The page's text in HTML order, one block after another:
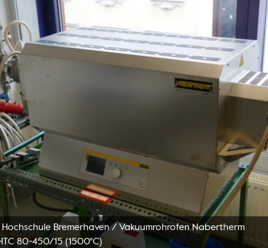
Bremerhaven/ Vakuumrohrofen Nabertherm
80-450/15 (1500°C)